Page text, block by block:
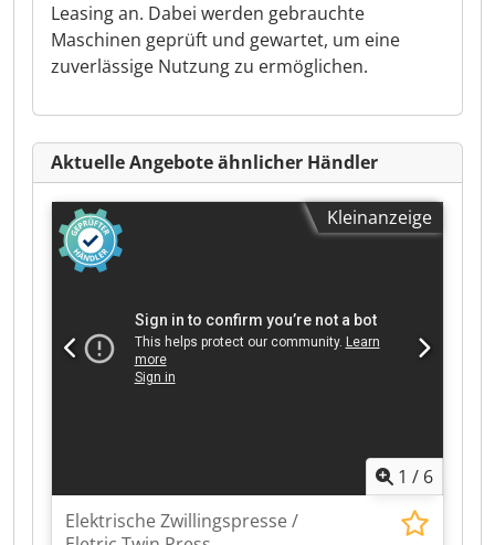
Leasing an. Dabei werden gebrauchte
Maschinen geprüft und gewartet, um eine
zuverlässige Nutzung zu ermöglichen.
Aktuelle Angebote ähnlicher Händler
Kleinanzeige
1 / 6
Elektrische Zwillingspresse /